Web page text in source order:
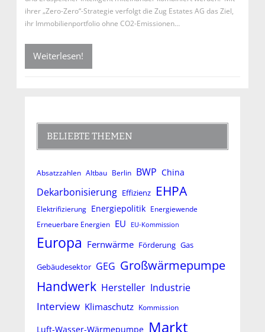
ihrer „Zero-Zero“-Strategie verfolgt die Zug Estates AG das Ziel,
ihr Immobilienportfolio ohne CO2-Emissionen…
Weiterlesen!
BELIEBTE THEMEN
Absatzzahlen Altbau Berlin BWP China
Dekarbonisierung Effizienz EHPA
Elektrifizierung Energiepolitik Energiewende
Erneuerbare Energien EU EU-Kommission
Europa Fernwärme Förderung Gas
Gebäudesektor GEG Großwärmepumpe
Handwerk Hersteller Industrie
Interview Klimaschutz Kommission
Luft-Wasser-Wärmepumpe Markt